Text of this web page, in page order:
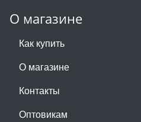
О магазине
Как купить
О магазине
Контакты
Оптовикам